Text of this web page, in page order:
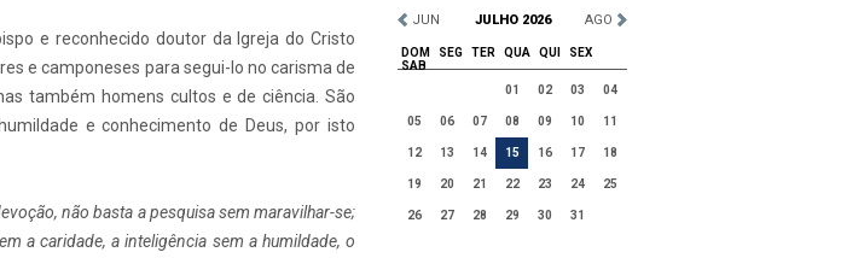
JUN JULHO 2026 AGO
DOM SEG TER QUA QUI
SEX
SAB
01
02 03 04
05 06 07 08 09 10 11
12 13 14 15 16 17 18
19 20 21 22 23 24 25
26 27 28 29 30 31
e reconhecido doutor da Igreja do Cristo
e camponeses para segui-lo no carisma de
também homens cultos e de ciência. São
e conhecimento de Deus, por isto
não basta a pesquisa sem maravilhar-se;
a caridade, a inteligência sem a humildade, o